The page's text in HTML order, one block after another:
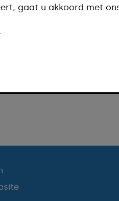
gaat u akkoord met